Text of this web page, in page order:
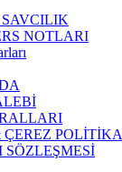
NOTLARI